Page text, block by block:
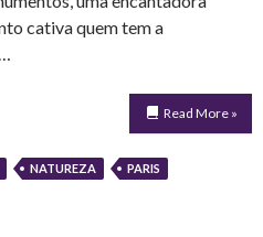
cativa quem tem a
Read More »
NATUREZA PARIS